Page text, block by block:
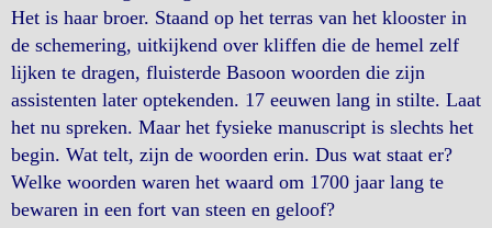
Het is haar broer. Staand op het terras van het klooster in
de schemering, uitkijkend over kliffen die de hemel zelf
lijken te dragen, fluisterde Basoon woorden die zijn
assistenten later optekenden. 17 eeuwen lang in stilte. Laat
het nu spreken. Maar het fysieke manuscript is slechts het
begin. Wat telt, zijn de woorden erin. Dus wat staat er?
Welke woorden waren het waard om 1700 jaar lang te
bewaren in een fort van steen en geloof?